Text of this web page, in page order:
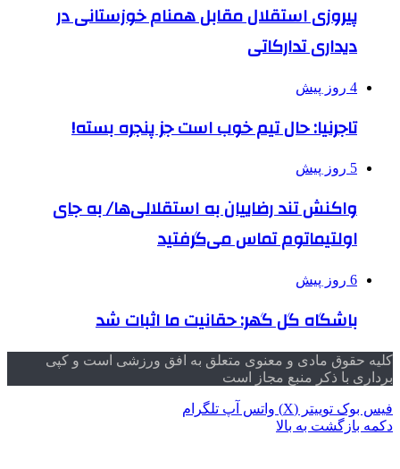
پیروزی استقلال مقابل همنام خوزستانی در
دیداری تدارکاتی
4 روز پیش
تاجرنیا: حال تیم خوب است جز پنجره بسته!
5 روز پیش
واکنش تند رضاییان به استقلالی‌ها/ به جای
اولتیماتوم تماس می‌گرفتید
6 روز پیش
باشگاه گل گهر: حقانیت ما اثبات شد
کلیه حقوق مادی و معنوی متعلق به افق ورزشی است و کپی
برداری با ذکر منبع مجاز است
فیس بوک توییتر (X) واتس آپ تلگرام
دکمه بازگشت به بالا